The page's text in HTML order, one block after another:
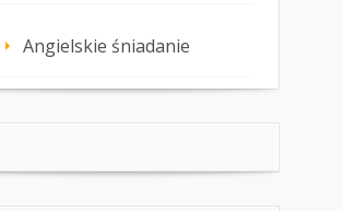
Angielskie śniadanie